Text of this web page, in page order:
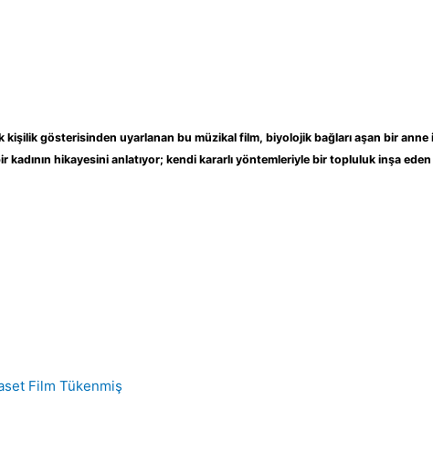
gösterisinden uyarlanan bu müzikal film, biyolojik bağları aşan bir
hikayesini anlatıyor; kendi kararlı yöntemleriyle bir topluluk inşa eden
Tükenmiş